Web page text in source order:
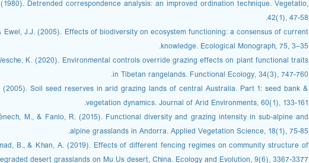
Detrended correspondence analysis: an improved ordination technique. Vegetatio,
42(1), 47-58.
Ewel, J.J. (2005). Effects of biodiversity on ecosystem functioning: a consensus of current
knowledge. Ecological Monograph, 75, 3–35.
K. (2020). Environmental controls override grazing effects on plant functional traits
in Tibetan rangelands. Functional Ecology, 34(3), 747-760.
Soil seed reserves in arid grazing lands of central Australia. Part 1: seed bank &
vegetation dynamics. Journal of Arid Environments, 60(1), 133-161.
M., & Fanlo, R. (2015). Functional diversity and grazing intensity in sub‐alpine and
alpine grasslands in Andorra. Applied Vegetation Science, 18(1), 75-85.
B., & Khan, A. (2019). Effects of different fencing regimes on community structure of
desert grasslands on Mu Us desert, China. Ecology and Evolution, 9(6), 3367-3377.